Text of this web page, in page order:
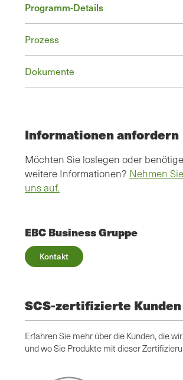
Programm-Details
Prozess
Dokumente
Informationen anfordern
Möchten Sie loslegen oder
weitere Informationen? Nehmen
uns auf.
EBC Business Gruppe
Kontakt
SCS-zertifizierte Kunden
Erfahren Sie mehr über die Kunden, die
und wo Sie Produkte mit dieser